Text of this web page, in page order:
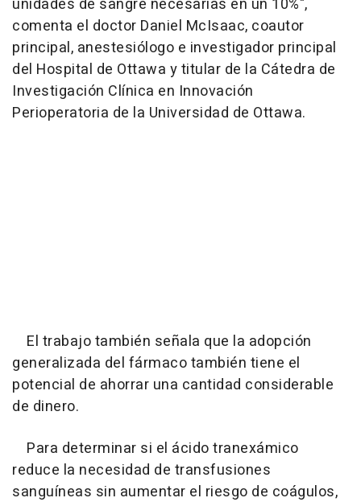
unidades de sangre necesarias en un 10%",
comenta el doctor Daniel McIsaac, coautor
principal, anestesiólogo e investigador principal
del Hospital de Ottawa y titular de la Cátedra de
Investigación Clínica en Innovación
Perioperatoria de la Universidad de Ottawa.
El trabajo también señala que la adopción
generalizada del fármaco también tiene el
potencial de ahorrar una cantidad considerable
de dinero.
Para determinar si el ácido tranexámico
reduce la necesidad de transfusiones
sanguíneas sin aumentar el riesgo de coágulos,